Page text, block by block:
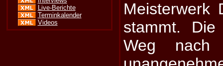
Live-Berichte
Terminkalender
Videos
Meisterwerk
stammt.
Weg nach